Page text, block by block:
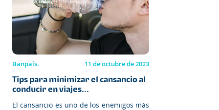
Banpaís. 11 de octubre de 2023
Tips para minimizar el cansancio al
conducir en viajes...
El cansancio es uno de los enemigos más